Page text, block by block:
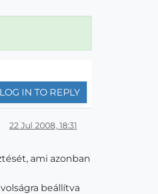
LOG IN TO REPLY
22 Jul 2008, 18:31
ami azonban
beállítva